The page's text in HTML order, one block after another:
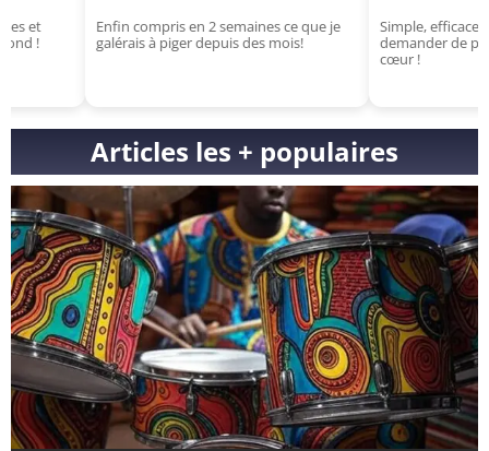
Enfin compris en 2 semaines ce que je
galérais à piger depuis des mois!
Simple, efficace et puissant,
demander de plus ? Un vrai
Articles les + populaires